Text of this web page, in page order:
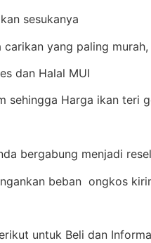
sesukanya
carikan yang paling
dan Halal MUI
sehingga Harga ikan teri
bergabung menjadi
beban ongkos
untuk Beli dan